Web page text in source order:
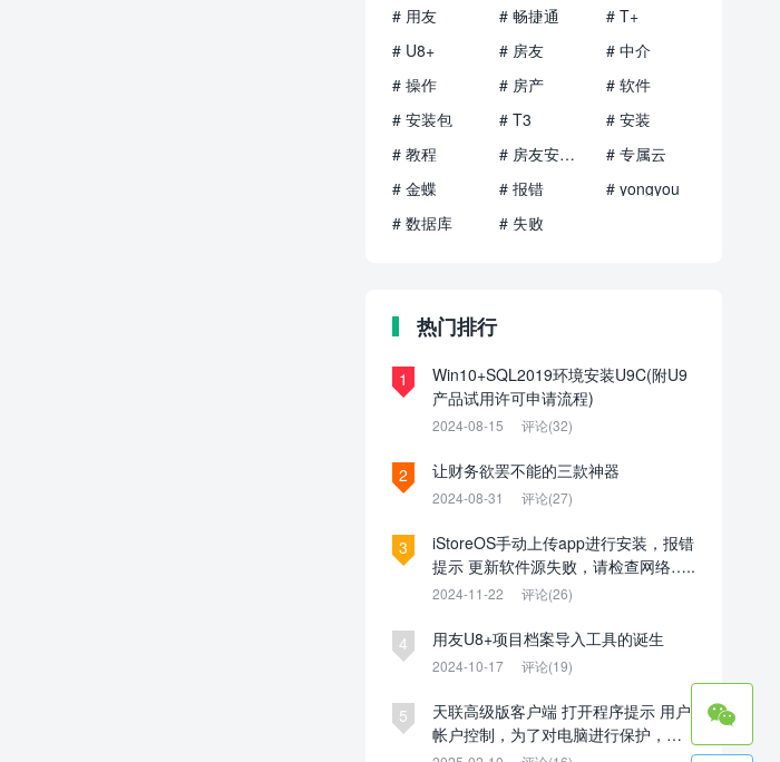
# 用友 # 畅捷通
# T+
# U8+
# 房友
# 中介
# 操作
# 房产
# 软件
# 安装包
# T3
# 安装
# 教程
# 房友安装包
# 专属云
# 金蝶
# 报错
# yongyou
# 数据库
# 失败
热门排行
1
Win10+SQL2019环境安装U9C(附U9
产品试用许可申请流程)
2024-08-15 评论(32)
2 让财务欲罢不能的三款神器
2024-08-31 评论(27)
3
iStoreOS手动上传app进行安装，报错
提示 更新软件源失败，请检查网络…..
2024-11-22 评论(26)
4 用友U8+项目档案导入工具的诞生
2024-10-17 评论(19)
5
天联高级版客户端 打开程序提示 用户
帐户控制，为了对电脑进行保护，已
经阻止此应用。管理员已阻止你运行
